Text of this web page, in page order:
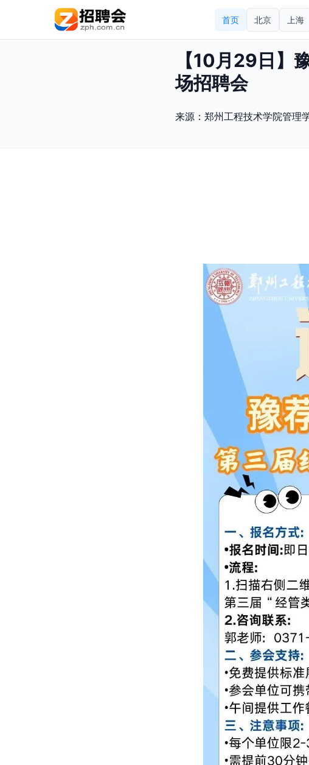
首页 北京 上海
【10月29日】
场招聘会
来源： 郑州工程技术学院管理